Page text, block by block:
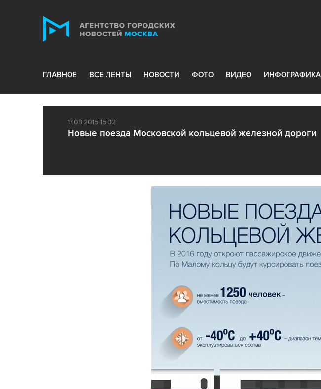
ГЛАВНОЕ ВСЕ ЛЕНТЫ НОВОСТИ ФОТО ВИДЕО ИНФОГРАФИКА
17.08.2015 15:02
Новые поезда Московской кольцевой железной дороги